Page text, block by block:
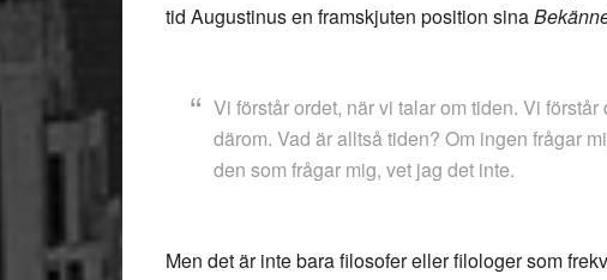
tid Augustinus en framskjuten position sina
Vi förstår ordet, när vi talar om tiden. Vi
därom. Vad är alltså tiden? Om ingen frågar
den som frågar mig, vet jag det inte.
Men det är inte bara filosofer eller filologer som